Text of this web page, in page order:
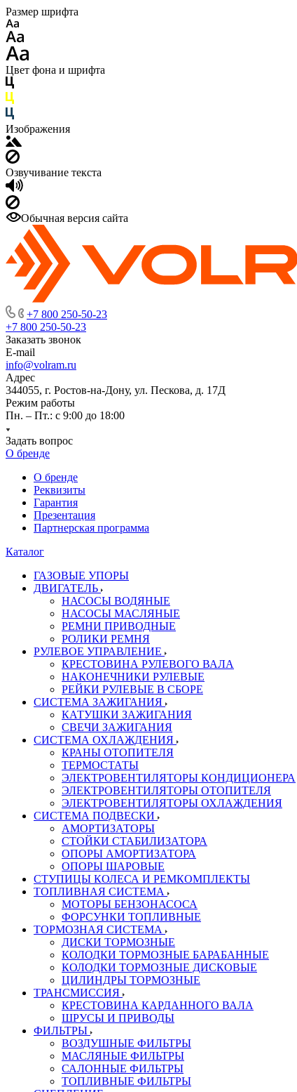
Размер шрифта
Цвет фона и шрифта
Изображения
Озвучивание текста
Обычная версия сайта
+7 800 250-50-23
+7 800 250-50-23
Заказать звонок
E-mail
info@volram.ru
Адрес
344055, г. Ростов-на-Дону, ул. Пескова, д. 17Д
Режим работы
Пн. – Пт.: с 9:00 до 18:00
Задать вопрос
О бренде
О бренде
Реквизиты
Гарантия
Презентация
Партнерская программа
Каталог
ГАЗОВЫЕ УПОРЫ
ДВИГАТЕЛЬ
НАСОСЫ ВОДЯНЫЕ
НАСОСЫ МАСЛЯНЫЕ
РЕМНИ ПРИВОДНЫЕ
РОЛИКИ РЕМНЯ
РУЛЕВОЕ УПРАВЛЕНИЕ
КРЕСТОВИНА РУЛЕВОГО ВАЛА
НАКОНЕЧНИКИ РУЛЕВЫЕ
РЕЙКИ РУЛЕВЫЕ В СБОРЕ
СИСТЕМА ЗАЖИГАНИЯ
КАТУШКИ ЗАЖИГАНИЯ
СВЕЧИ ЗАЖИГАНИЯ
СИСТЕМА ОХЛАЖДЕНИЯ
КРАНЫ ОТОПИТЕЛЯ
ТЕРМОСТАТЫ
ЭЛЕКТРОВЕНТИЛЯТОРЫ КОНДИЦИОНЕРА
ЭЛЕКТРОВЕНТИЛЯТОРЫ ОТОПИТЕЛЯ
ЭЛЕКТРОВЕНТИЛЯТОРЫ ОХЛАЖДЕНИЯ
СИСТЕМА ПОДВЕСКИ
АМОРТИЗАТОРЫ
СТОЙКИ СТАБИЛИЗАТОРА
ОПОРЫ АМОРТИЗАТОРА
ОПОРЫ ШАРОВЫЕ
СТУПИЦЫ КОЛЕСА И РЕМКОМПЛЕКТЫ
ТОПЛИВНАЯ СИСТЕМА
МОТОРЫ БЕНЗОНАСОСА
ФОРСУНКИ ТОПЛИВНЫЕ
ТОРМОЗНАЯ СИСТЕМА
ДИСКИ ТОРМОЗНЫЕ
КОЛОДКИ ТОРМОЗНЫЕ БАРАБАННЫЕ
КОЛОДКИ ТОРМОЗНЫЕ ДИСКОВЫЕ
ЦИЛИНДРЫ ТОРМОЗНЫЕ
ТРАНСМИССИЯ
КРЕСТОВИНА КАРДАННОГО ВАЛА
ШРУСЫ И ПРИВОДЫ
ФИЛЬТРЫ
ВОЗДУШНЫЕ ФИЛЬТРЫ
МАСЛЯНЫЕ ФИЛЬТРЫ
САЛОННЫЕ ФИЛЬТРЫ
ТОПЛИВНЫЕ ФИЛЬТРЫ